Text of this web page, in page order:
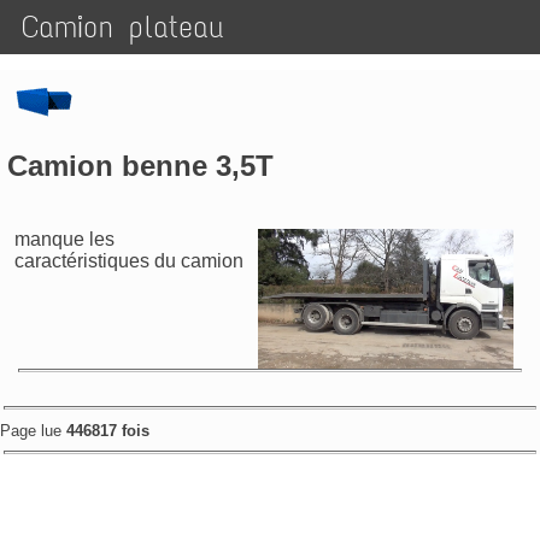
Camion plateau
Camion benne 3,5T
manque les
caractéristiques du camion
Page lue 446817 fois